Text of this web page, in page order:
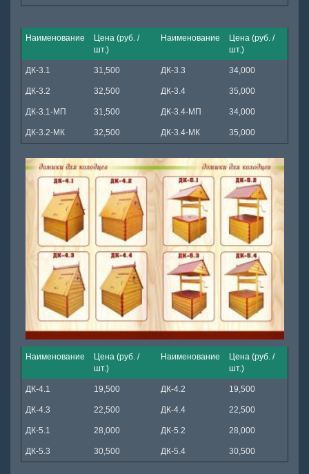
Наименование
Цена (руб. /
шт.)
Наименование
Цена (руб. /
шт.)
ДК-3.1 31,500 ДК-3.3 34,000
ДК-3.2 32,500 ДК-3.4 35,000
ДК-3.1-МП 31,500 ДК-3.4-МП 34,000
ДК-3.2-МК 32,500 ДК-3.4-МК 35,000
Наименование
Цена (руб. /
шт.)
Наименование
Цена (руб. /
шт.)
ДК-4.1 19,500 ДК-4.2 19,500
ДК-4.3 22,500 ДК-4.4 22,500
ДК-5.1 28,000 ДК-5.2 28,000
ДК-5.3 30,500 ДК-5.4 30,500